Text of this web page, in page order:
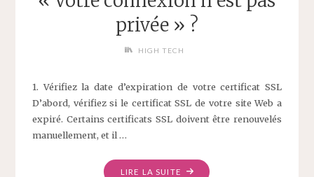
privée » ?
HIGH TECH
1. Vérifiez la date d’expiration de votre certificat SSL
D’abord, vérifiez si le certificat SSL de votre site Web a
expiré. Certains certificats SSL doivent être renouvelés
manuellement, et il …
LIRE LA SUITE